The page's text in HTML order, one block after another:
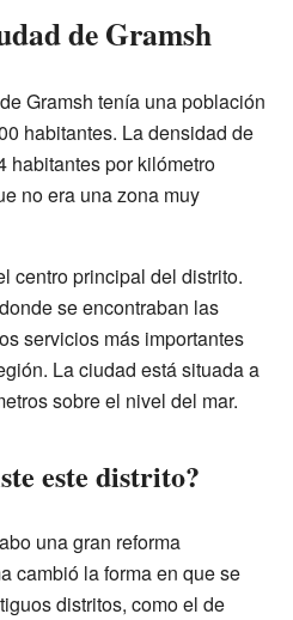
de Gramsh
Gramsh tenía una población
habitantes. La densidad de
habitantes por kilómetro
no era una zona muy
centro principal del distrito.
se encontraban las
servicios más importantes
La ciudad está situada a
sobre el nivel del mar.
este distrito?
una gran reforma
cambió la forma en que se
distritos, como el de